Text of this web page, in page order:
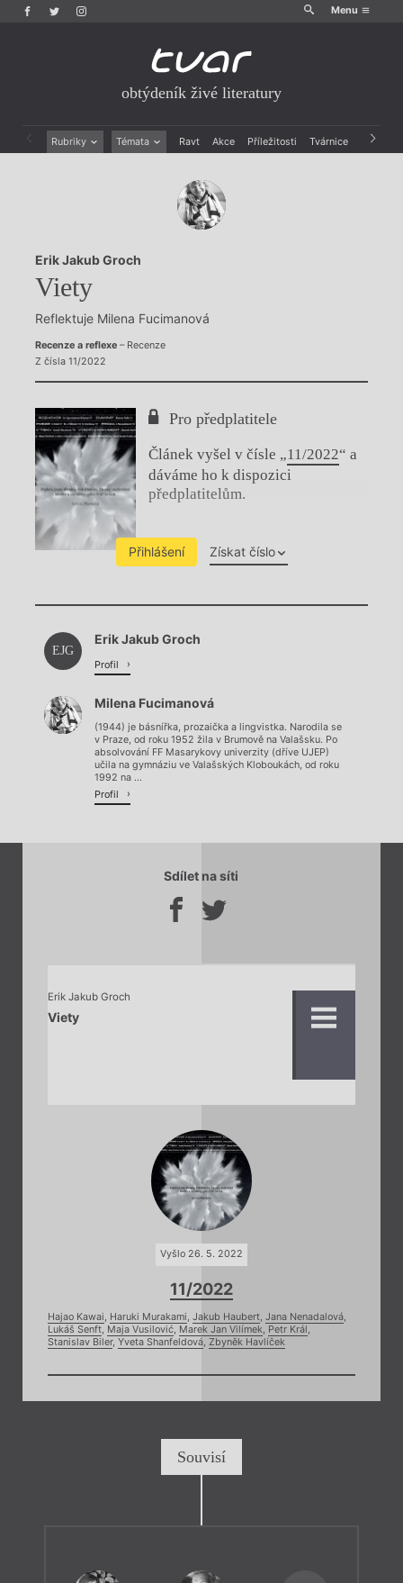
Menu
obtýdeník živé literatury
Rubriky Témata Ravt Akce Příležitosti Tvárnice Archiv
Rozhovory
Dokument
Výroční ceny
Erik Jakub Groch
Viety
Reflektuje Milena Fucimanová
Recenze a reflexe– Recenze
Z čísla 11/2022
Pro předplatitele
Článek vyšel v čísle „11/2022“ a
dáváme ho k dispozici
předplatitelům.
Přihlášení Získat číslo
Chviličku.
Načítá se.
EJG
Erik Jakub Groch
Profil
Milena Fucimanová
(1944) je básnířka, prozaička a lingvistka. Narodila se
v Praze, od roku 1952 žila v Brumově na Valašsku. Po
absolvování FF Masarykovy univerzity (dříve UJEP)
učila na gymnáziu ve Valašských Kloboukách, od roku
1992 na ...
Profil
Sdílet na síti
Erik Jakub Groch
Viety
Vyšlo 26. 5. 2022
11/2022
Hajao Kawai, Haruki Murakami, Jakub Haubert, Jana Nenadalová,
Lukáš Senft, Maja Vusilović, Marek Jan Vilímek, Petr Král,
Stanislav Biler, Yveta Shanfeldová, Zbyněk Havlíček
Souvisí